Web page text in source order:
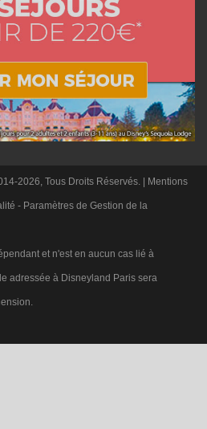
2026, Tous Droits Réservés. | Mentions
- Paramètres de Gestion de la
et n'est en aucun cas lié à
adressée à Disneyland Paris sera